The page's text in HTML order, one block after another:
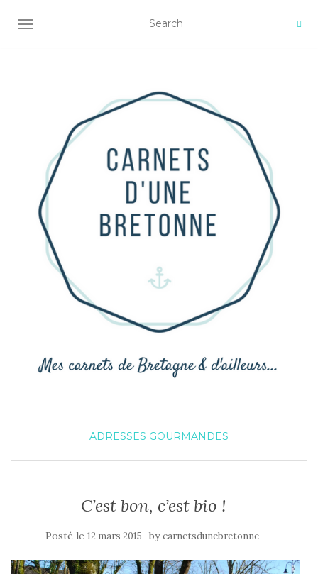
AFFICHER/MASQUER LA NAVIGATION
ADRESSES GOURMANDES
C’est bon, c’est bio !
Posté le 12 mars 2015 bycarnetsdunebretonne